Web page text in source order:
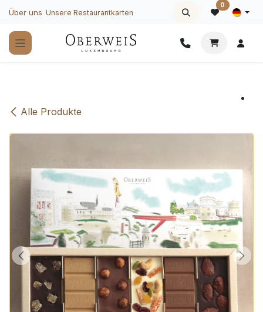
Zum Inhalt springen
Über uns Unsere Restaurantkarten
0
Alle Produkte